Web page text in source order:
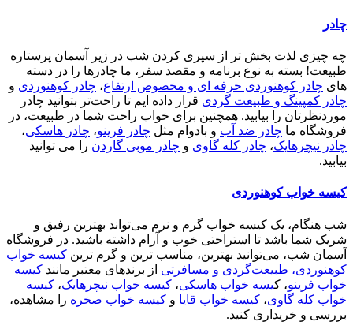
چادر
چه چیزی لذت بخش تر از سپری کردن شب در زیر آسمان پرستاره
طبیعت! بسته به نوع برنامه و مقصد سفر، ما چادرها را در دسته
های چادر کوهنوردی حرفه ای و مخصوص ارتفاع، چادر کوهنوردی و
چادر کمپینگ و طبیعت گردی قرار داده ایم تا راحت‌تر بتوانید چادر
موردنظرتان را بیابید. همچنین برای خواب راحت شما در طبیعت، در
فروشگاه ما چادر ضد آب و بادوام مثل چادر فرینو، چادر هاسکی،
چادر نیچرهایک، چادر کله گاوی و چادر موبی گاردن را می توانید
بیابید.
کیسه خواب کوهنوردی
شب هنگام، یک کیسه خواب گرم و نرم می‌تواند بهترین رفیق و
شریک شما باشد تا استراحتی خوب و آرام داشته باشید. در فروشگاه
آسمان شب، می‌توانید بهترین، مناسب ترین و گرم ترین کیسه خواب
کوهنوردی، طبیعت‌گردی و مسافرتی از برندهای معتبر مانند کیسه
خواب فرینو، کیسه خواب هاسکی، کیسه خواب نیچرهایک، کیسه
خواب کله گاوی، کیسه خواب قایا و کیسه خواب صخره را مشاهده،
بررسی و خریداری کنید.